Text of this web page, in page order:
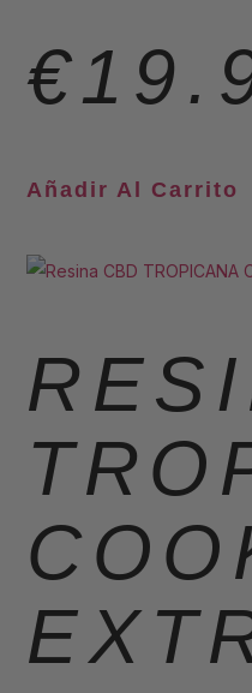
€
Añadir Al Carrito